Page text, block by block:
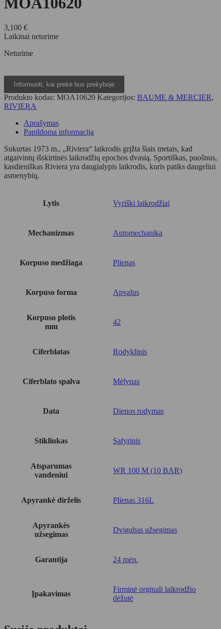
3,100 €
Laikinai neturime
Neturime
Produkto kodas: MOA10620 Kategorijos: BAUME & MERCIER,
RIVIERA
Aprašymas
Papildoma informacija
Sukurtas 1973 m., „Riviera“ laikrodis grįžta šiais metais, kad
atgaivintų išskirtinės laikrodžių epochos dvasią. Sportiškas, puošnus,
kasdieniškas Riviera yra daugialypis laikrodis, kuris patiks daugeliui
asmenybių.
Lytis Vyriški laikrodžiai
Mechanizmas Automechanika
Korpuso medžiaga Plienas
Korpuso forma Apvalus
Korpuso plotis
mm
42
Ciferblatas Rodyklinis
Ciferblato spalva Mėlynas
Data Dienos rodymas
Stikliukas Safyrinis
Atsparumas
vandeniui
WR 100 M (10 BAR)
Apyrankė dirželis Plienas 316L
Apyrankės
užsegimas
Dvigubas užsegimas
Garantija 24 mėn.
Įpakavimas
Firminė orginali laikrodžio
dėžutė